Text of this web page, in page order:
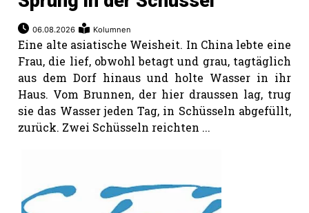
06.08.2026 Kolumnen
Eine alte asiatische Weisheit. In China lebte eine
Frau, die lief, obwohl betagt und grau, tagtäglich
aus dem Dorf hinaus und holte Wasser in ihr
Haus. Vom Brunnen, der hier draussen lag, trug
sie das Wasser jeden Tag, in Schüsseln abgefüllt,
zurück. Zwei Schüsseln reichten ...